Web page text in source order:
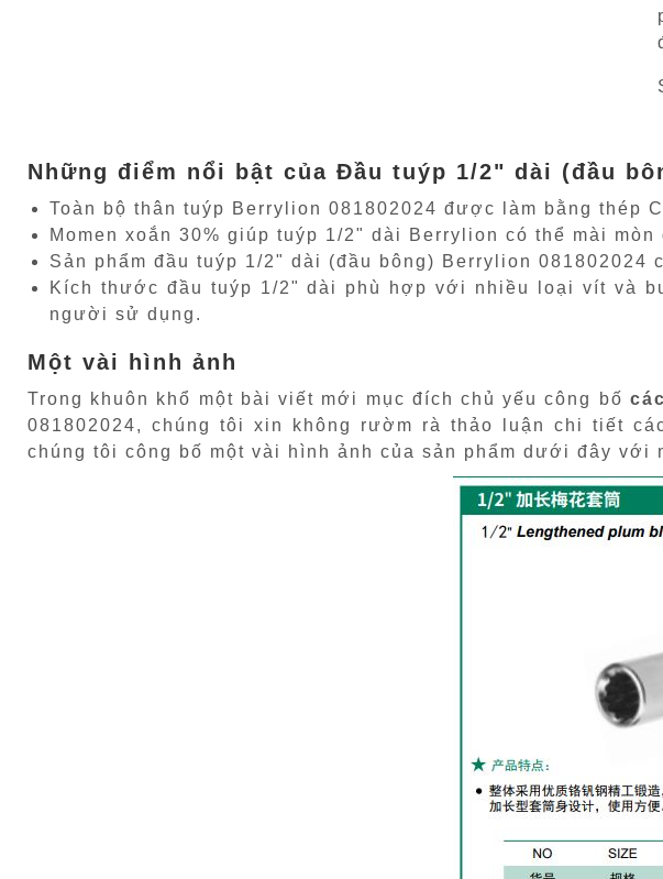
Những điểm nổi bật của Đầu tuýp 1/2" dài (đầu
Toàn bộ thân tuýp Berrylion 081802024 được làm bằng thép
Momen xoắn 30% giúp tuýp 1/2" dài Berrylion có thể mài
Sản phẩm đầu tuýp 1/2" dài (đầu bông) Berrylion 081802024
Kích thước đầu tuýp 1/2" dài phù hợp với nhiều loại vít và
người sử dụng.
Một vài hình ảnh
Trong khuôn khổ một bài viết mới mục đích chủ yếu công bố
081802024, chúng tôi xin không rườm rà thảo luận chi tiết
chúng tôi công bố một vài hình ảnh của sản phẩm dưới đây với